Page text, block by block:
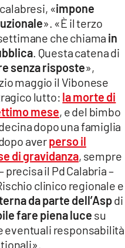
«impone
». «È il terzo
che chiama in
. Questa catena di
senza risposte»,
maggio il Vibonese
lutto: la morte di
mese, e del bimbo
dopo una famiglia
averperso il
di gravidanza, sempre
precisa il Pd Calabria –
clinico regionale e
da parte dell’Aspdi
fare piena luce su
eventuali responsabilità